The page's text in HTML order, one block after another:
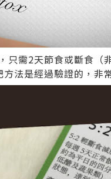
只需2天節食或斷食
法是經過驗證的，非